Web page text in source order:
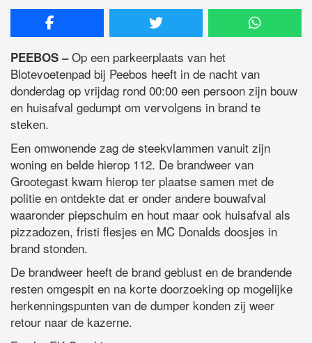
PEEBOS –Op een parkeerplaats van het
Blotevoetenpad bij Peebos heeft in de nacht van
donderdag op vrijdag rond 00:00 een persoon zijn bouw
en huisafval gedumpt om vervolgens in brand te
steken.
Een omwonende zag de steekvlammen vanuit zijn
woning en belde hierop 112. De brandweer van
Grootegast kwam hierop ter plaatse samen met de
politie en ontdekte dat er onder andere bouwafval
waaronder piepschuim en hout maar ook huisafval als
pizzadozen, fristi flesjes en MC Donalds doosjes in
brand stonden.
De brandweer heeft de brand geblust en de brandende
resten omgespit en na korte doorzoeking op mogelijke
herkenningspunten van de dumper konden zij weer
retour naar de kazerne.